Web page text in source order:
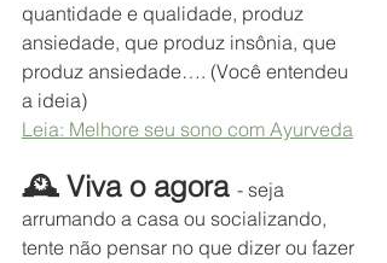
quantidade e qualidade, produz
ansiedade, que produz insônia, que
produz ansiedade…. (Você entendeu
a ideia)
Leia: Melhore seu sono com Ayurveda
🕰️ Viva o agora - seja
arrumando a casa ou socializando,
tente não pensar no que dizer ou fazer